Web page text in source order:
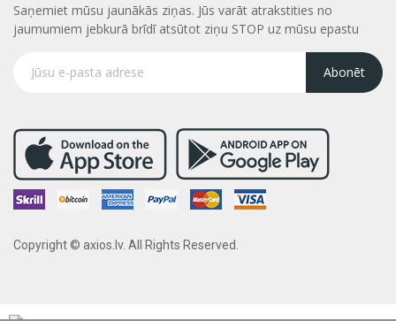
Saņemiet mūsu jaunākās ziņas. Jūs varāt atrakstities no
jaumumiem jebkurā brīdī atsūtot ziņu STOP uz mūsu epastu
Abonēt
Copyright © axios.lv. All Rights Reserved.